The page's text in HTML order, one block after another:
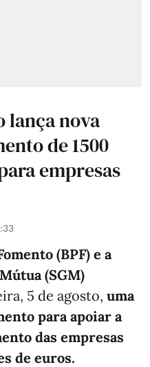
lança nova
de 1500
empresas
(BPF) e a
(SGM)
5 de agosto, uma
para apoiar a
das empresas
de euros.